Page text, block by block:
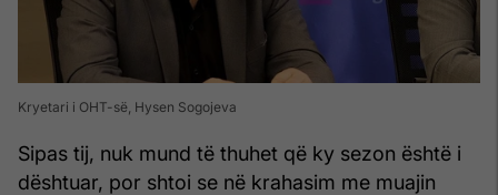
Kryetari i OHT-së, Hysen Sogojeva
Sipas tij, nuk mund të thuhet që ky sezon është i
dështuar, por shtoi se në krahasim me muajin